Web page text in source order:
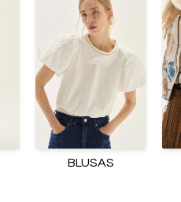
BLUSAS